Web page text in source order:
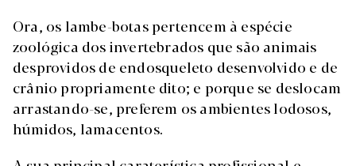
Ora, os lambe-botas pertencem à espécie
zoológica dos invertebrados que são animais
desprovidos de endosqueleto desenvolvido e de
crânio propriamente dito; e porque se deslocam
arrastando-se, preferem os ambientes lodosos,
húmidos, lamacentos.